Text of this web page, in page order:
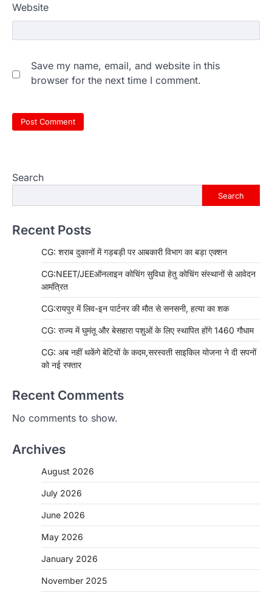
Website
Save my name, email, and website in this
browser for the next time I comment.
Search
Search
Recent Posts
CG: शराब दुकानों में गड़बड़ी पर आबकारी विभाग का बड़ा एक्शन
CG:NEET/JEEऑनलाइन कोचिंग सुविधा हेतु कोचिंग संस्थानों से आवेदन
आमंत्रित
CG:रायपुर में लिव-इन पार्टनर की मौत से सनसनी, हत्या का शक
CG: राज्य में घुमंतू और बेसहारा पशुओं के लिए स्थापित होंगे 1460 गौधाम
CG: अब नहीं थकेंगे बेटियों के कदम,सरस्वती साइकिल योजना ने दी सपनों
को नई रफ्तार
Recent Comments
No comments to show.
Archives
August 2026
July 2026
June 2026
May 2026
January 2026
November 2025
CHHATTISGARH
CG:NEET/JEEऑनलाइन कोचिंग सुविधा हेतु
कोचिंग संस्थानों से आवेदन आमंत्रित
More Khabar August 6, 2026